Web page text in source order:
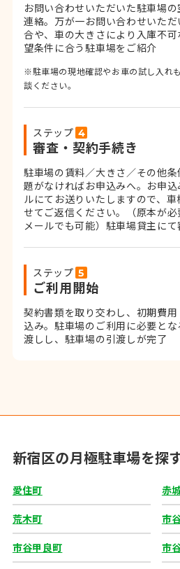
お問い合わせいただいた駐車場
連絡。 万が一お問い合わせいた
合や、車の大きさにより入庫不
望条件に合う駐車場をご紹介
※駐車場の現地確認やお車の試し入れ
談ください。
ステップ
審査・契約手続き
駐車場の賃料／大きさ／その他
題がなければお申込みへ。お申
ルにてお送りいたしますので、
せてご返信ください。
（原本が
メールでも可能） 駐車場貸主にて
ステップ
ご利用開始
契約書類を取り交わし、初期費
込み。駐車場のご利用に必要と
渡しし、駐車場の引渡しが完了
新宿区の月極駐車場を探
愛住町 赤
荒木町 市
市谷甲良町 市